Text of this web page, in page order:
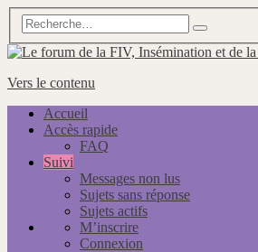
Vers le contenu
Accueil
Accès rapide
FAQ
Suivi
Messages non lus
Sujets sans réponse
Sujets actifs
M’inscrire
Connexion